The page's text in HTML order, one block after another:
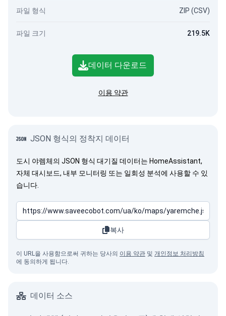
파일 형식 ZIP (CSV)
파일 크기 219.5K
데이터 다운로드
이용 약관
JSON 형식의 정착지 데이터
도시 야렘체의 JSON 형식 대기질 데이터는 HomeAssistant,
자체 대시보드, 내부 모니터링 또는 일회성 분석에 사용할 수 있
습니다.
복사
이 URL을 사용함으로써 귀하는 당사의 이용 약관 및 개인정보 처리방침
에 동의하게 됩니다.
데이터 소스